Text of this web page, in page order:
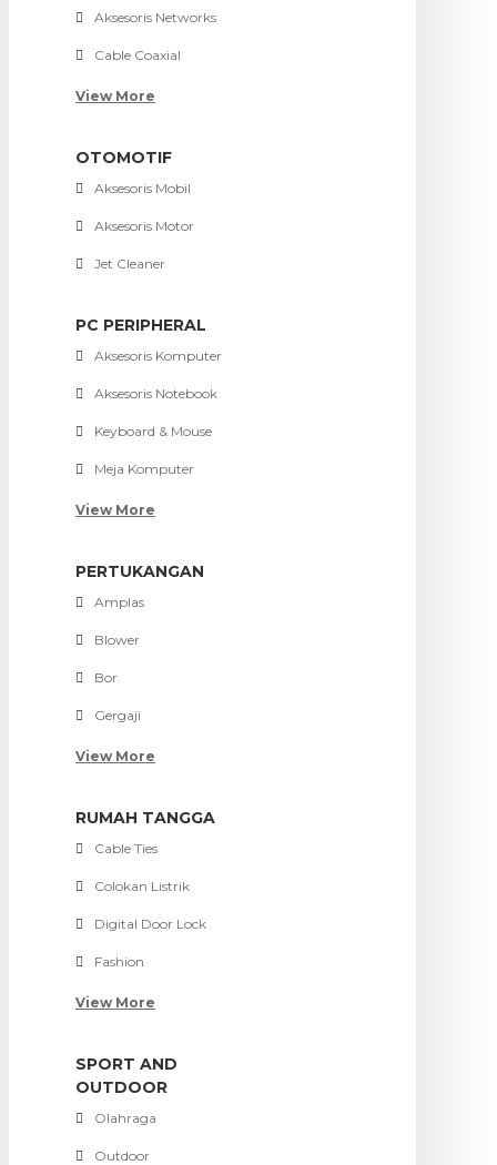
Aksesoris Networks
Cable Coaxial
View More
OTOMOTIF
Aksesoris Mobil
Aksesoris Motor
Jet Cleaner
PC PERIPHERAL
Aksesoris Komputer
Aksesoris Notebook
Keyboard & Mouse
Meja Komputer
View More
PERTUKANGAN
Amplas
Blower
Bor
Gergaji
View More
RUMAH TANGGA
Cable Ties
Colokan Listrik
Digital Door Lock
Fashion
View More
SPORT AND
OUTDOOR
Olahraga
Outdoor